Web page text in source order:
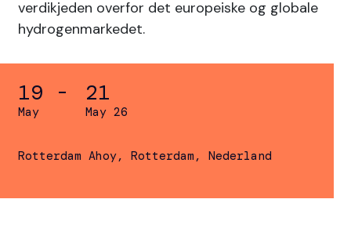
verdikjeden overfor det europeiske og globale
hydrogenmarkedet.
19 -
May
21
May 26
Rotterdam Ahoy, Rotterdam, Nederland